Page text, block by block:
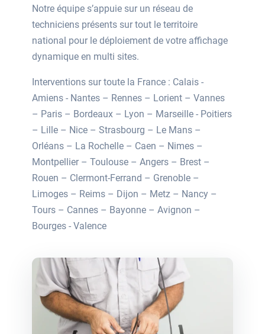
Notre équipe s’appuie sur un réseau de
techniciens présents sur tout le territoire
national pour le déploiement de votre affichage
dynamique en multi sites.
Interventions sur toute la France : Calais -
Amiens - Nantes – Rennes – Lorient – Vannes
– Paris – Bordeaux – Lyon – Marseille - Poitiers
– Lille – Nice – Strasbourg – Le Mans –
Orléans – La Rochelle – Caen – Nimes –
Montpellier – Toulouse – Angers – Brest –
Rouen – Clermont-Ferrand – Grenoble –
Limoges – Reims – Dijon – Metz – Nancy –
Tours – Cannes – Bayonne – Avignon –
Bourges - Valence